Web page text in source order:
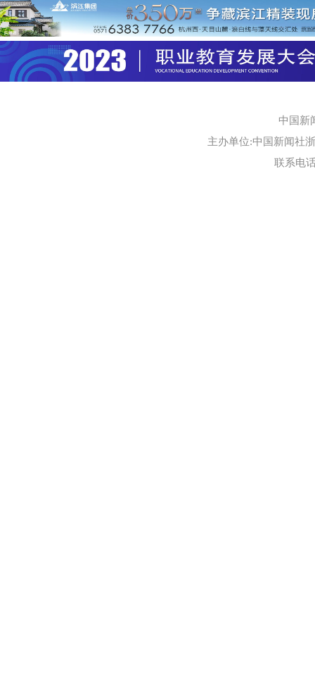
中国新
主办单位:中国新闻社
联系电